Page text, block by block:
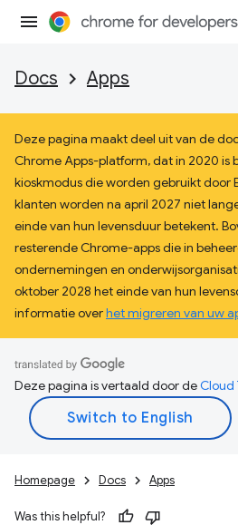
Docs Apps
Deze pagina maakt deel uit van de
Chrome Apps-platform, dat in 2020 is
kioskmodus die worden gebruikt door
klanten worden na april 2027 niet
einde van hun levensduur betekent.
resterende Chrome-apps die in
ondernemingen en
oktober 2028 het einde van hun
informatie overhet migreren van uw
Deze pagina is vertaald door deCloud
Homepage Docs Apps
Was this helpful?